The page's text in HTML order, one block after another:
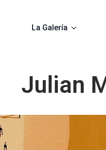
La Galería
Julian